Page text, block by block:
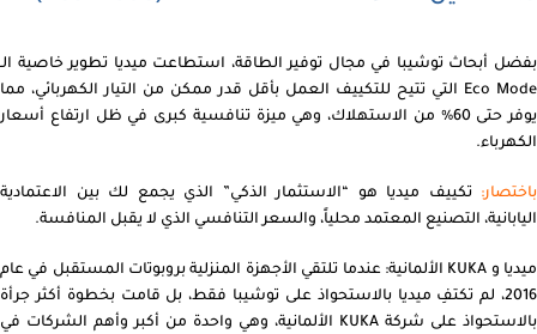
بفضل أبحاث توشيبا في مجال توفير الطاقة، استطاعت ميديا تطوير خاصية الـ
Eco Mode التي تتيح للتكييف العمل بأقل قدر ممكن من التيار الكهربائي، مما
يوفر حتى 60% من الاستهلاك، وهي ميزة تنافسية كبرى في ظل ارتفاع أسعار
الكهرباء.
باختصار: تكييف ميديا هو “الاستثمار الذكي” الذي يجمع لك بين الاعتمادية
اليابانية، التصنيع المعتمد محلياً، والسعر التنافسي الذي لا يقبل المنافسة.
ميديا و KUKA الألمانية: عندما تلتقي الأجهزة المنزلية بروبوتات المستقبل في عام
2016، لم تكتفِ ميديا بالاستحواذ على توشيبا فقط، بل قامت بخطوة أكثر جرأة
بالاستحواذ على شركة KUKA الألمانية، وهي واحدة من أكبر وأهم الشركات في